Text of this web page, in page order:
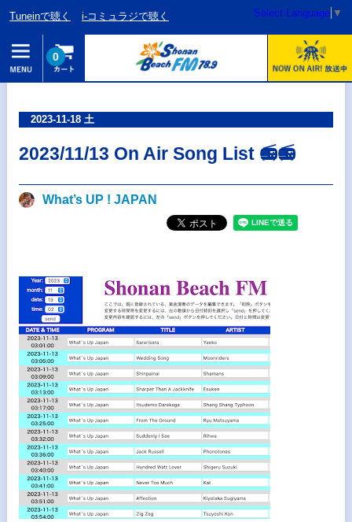
Tuneinで聴く i-コミュラジで聴く Select Language ▼
0
2023-11-18 土
2023/11/13 On Air Song List 📻📻
What’s UP ! JAPAN